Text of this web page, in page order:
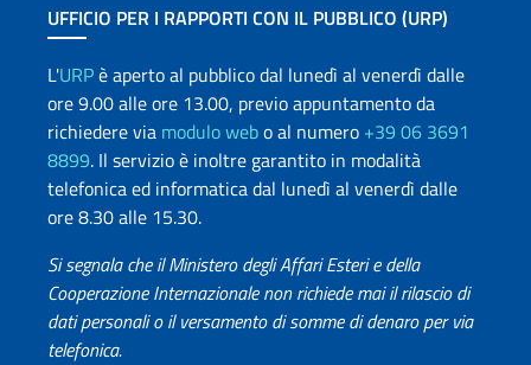
UFFICIO PER I RAPPORTI CON IL PUBBLICO (URP)
L'URPè aperto al pubblico dal lunedì al venerdì dalle
ore 9.00 alle ore 13.00, previo appuntamento da
richiedere via modulo webo al numero +39 06 3691
8899. Il servizio è inoltre garantito in modalità
telefonica ed informatica dal lunedì al venerdì dalle
ore 8.30 alle 15.30.
Si segnala che il Ministero degli Affari Esteri e della
Cooperazione Internazionale non richiede mai il rilascio di
dati personali o il versamento di somme di denaro per via
telefonica.